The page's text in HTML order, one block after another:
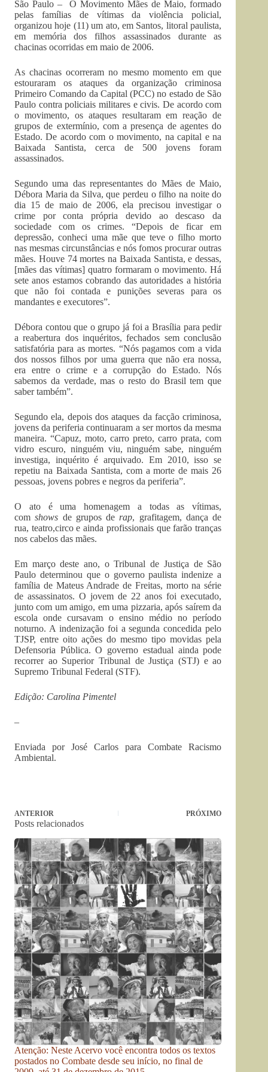
São Paulo – O Movimento Mães de Maio, formado
pelas famílias de vítimas da violência policial,
organizou hoje (11) um ato, em Santos, litoral paulista,
em memória dos filhos assassinados durante as
chacinas ocorridas em maio de 2006.
As chacinas ocorreram no mesmo momento em que
estouraram os ataques da organização criminosa
Primeiro Comando da Capital (PCC) no estado de São
Paulo contra policiais militares e civis. De acordo com
o movimento, os ataques resultaram em reação de
grupos de extermínio, com a presença de agentes do
Estado. De acordo com o movimento, na capital e na
Baixada Santista, cerca de 500 jovens foram
assassinados.
Segundo uma das representantes do Mães de Maio,
Débora Maria da Silva, que perdeu o filho na noite do
dia 15 de maio de 2006, ela precisou investigar o
crime por conta própria devido ao descaso da
sociedade com os crimes. “Depois de ficar em
depressão, conheci uma mãe que teve o filho morto
nas mesmas circunstâncias e nós fomos procurar outras
mães. Houve 74 mortes na Baixada Santista, e dessas,
[mães das vítimas] quatro formaram o movimento. Há
sete anos estamos cobrando das autoridades a história
que não foi contada e punições severas para os
mandantes e executores”.
Débora contou que o grupo já foi a Brasília para pedir
a reabertura dos inquéritos, fechados sem conclusão
satisfatória para as mortes. “Nós pagamos com a vida
dos nossos filhos por uma guerra que não era nossa,
era entre o crime e a corrupção do Estado. Nós
sabemos da verdade, mas o resto do Brasil tem que
saber também”.
Segundo ela, depois dos ataques da facção criminosa,
jovens da periferia continuaram a ser mortos da mesma
maneira. “Capuz, moto, carro preto, carro prata, com
vidro escuro, ninguém viu, ninguém sabe, ninguém
investiga, inquérito é arquivado. Em 2010, isso se
repetiu na Baixada Santista, com a morte de mais 26
pessoas, jovens pobres e negros da periferia”.
O ato é uma homenagem a todas as vítimas,
comshows de grupos de rap, grafitagem, dança de
rua, teatro,circo e ainda profissionais que farão tranças
nos cabelos das mães.
Em março deste ano, o Tribunal de Justiça de São
Paulo determinou que o governo paulista indenize a
família de Mateus Andrade de Freitas, morto na série
de assassinatos. O jovem de 22 anos foi executado,
junto com um amigo, em uma pizzaria, após saírem da
escola onde cursavam o ensino médio no período
noturno. A indenização foi a segunda concedida pelo
TJSP, entre oito ações do mesmo tipo movidas pela
Defensoria Pública. O governo estadual ainda pode
recorrer ao Superior Tribunal de Justiça (STJ) e ao
Supremo Tribunal Federal (STF).
Edição: Carolina Pimentel
–
Enviada por José Carlos para Combate Racismo
Ambiental.
ANTERIOR PRÓXIMO
Posts relacionados
Atenção: Neste Acervo você encontra todos os textos
postados no Combate desde seu início, no final de